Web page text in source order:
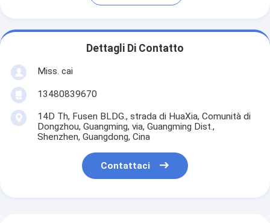
Dettagli Di Contatto
Miss. cai
13480839670
14D Th, Fusen BLDG., strada di HuaXia, Comunità di
Dongzhou, Guangming, via, Guangming Dist.,
Shenzhen, Guangdong, Cina
Contattaci